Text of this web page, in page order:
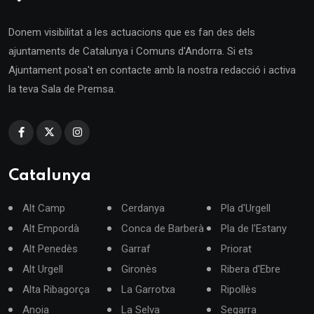
Donem visibilitat a les actuacions que es fan des dels
ajuntaments de Catalunya i Comuns d'Andorra. Si ets
Ajuntament posa't en contacte amb la nostra redacció i activa
la teva Sala de Premsa.
Catalunya
Alt Camp
Alt Empordà
Alt Penedès
Alt Urgell
Alta Ribagorça
Anoia
Cerdanya
Conca de Barberà
Garraf
Gironès
La Garrotxa
La Selva
Pla d'Urgell
Pla de l'Estany
Priorat
Ribera d'Ebre
Ripollès
Segarra